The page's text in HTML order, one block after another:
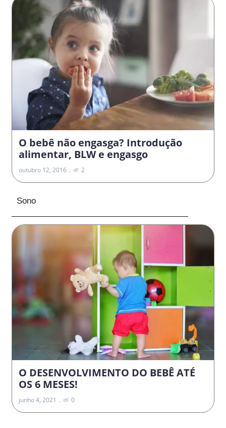
O bebê não engasga? Introdução
alimentar, BLW e engasgo
outubro 12, 2016 2
Sono
O DESENVOLVIMENTO DO BEBÊ ATÉ
OS 6 MESES!
junho 4, 2021 0